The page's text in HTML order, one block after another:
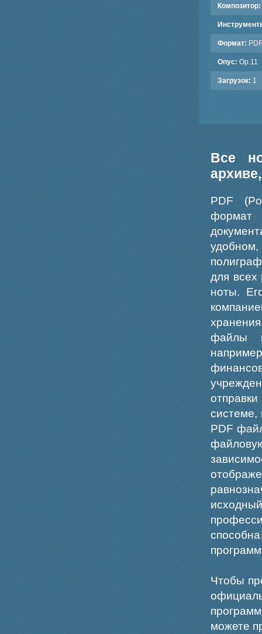
Композитор:
Формат: PDF
Опус: Op.11
Загрузок: 1
Все
PDF
формат
для всех
ноты.
файлы
системе,
PDF
Чтобы
можете